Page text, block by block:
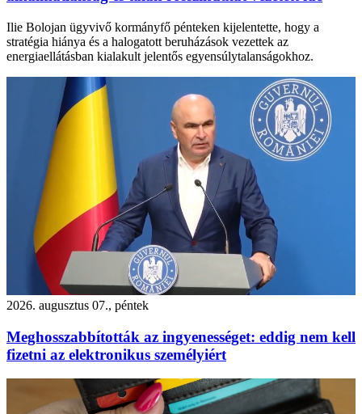
Ilie Bolojan ügyvivő kormányfő pénteken kijelentette, hogy a
stratégia hiánya és a halogatott beruházások vezettek az
energiaellátásban kialakult jelentős egyensúlytalanságokhoz.
2026. augusztus 07., péntek
Meghosszabbították az ingyenességet: eddig nem kell
fizetni az elektronikus személyiért